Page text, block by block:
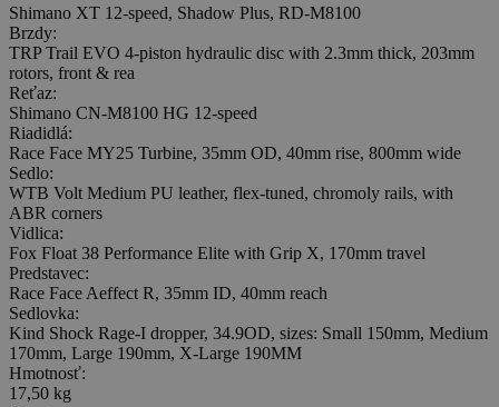
Shimano XT 12-speed, Shadow Plus, RD-M8100
Brzdy:
TRP Trail EVO 4-piston hydraulic disc with 2.3mm thick, 203mm
rotors, front & rea
Reťaz:
Shimano CN-M8100 HG 12-speed
Riadidlá:
Race Face MY25 Turbine, 35mm OD, 40mm rise, 800mm wide
Sedlo:
WTB Volt Medium PU leather, flex-tuned, chromoly rails, with
ABR corners
Vidlica:
Fox Float 38 Performance Elite with Grip X, 170mm travel
Predstavec:
Race Face Aeffect R, 35mm ID, 40mm reach
Sedlovka:
Kind Shock Rage-I dropper, 34.9OD, sizes: Small 150mm, Medium
170mm, Large 190mm, X-Large 190MM
Hmotnosť:
17,50 kg